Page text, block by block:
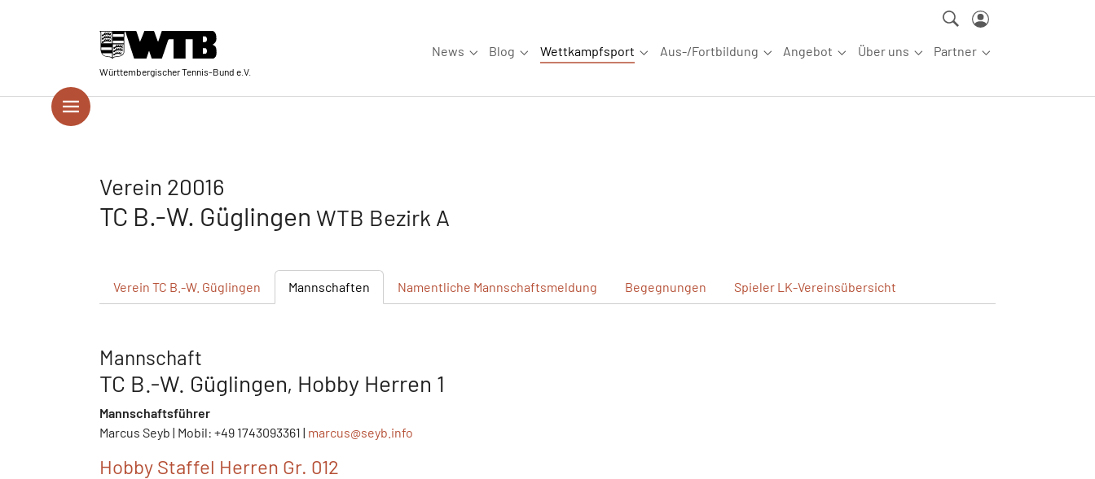
Württembergischer Tennis-Bund e.V.
News
Submenu for "News"
Blog
Submenu for "Blog"
Wettkampfsport
Submenu for "Wettkampfsport"
Aus-/Fortbildung
Submenu for "Aus-/Fortbildung"
Angebot
Submenu for "Angebot"
Über uns
Submenu for "Über uns"
Partner
Submenu for
Verein 20016
TC B.-W. Güglingen WTB Bezirk A
Verein TC B.-W. Güglingen Mannschaften Namentliche Mannschaftsmeldung Begegnungen Spieler LK-Vereinsübersicht
Mannschaft
TC B.-W. Güglingen, Hobby Herren 1
Mannschaftsführer
Marcus Seyb | Mobil: +49 1743093361 | marcus@seyb.info
Hobby Staffel Herren Gr. 012